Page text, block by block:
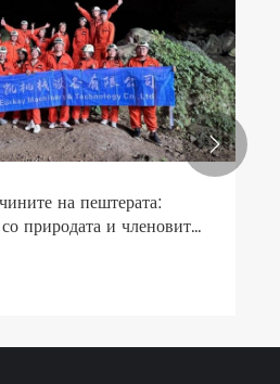
на пештерата:
природата и членовите
